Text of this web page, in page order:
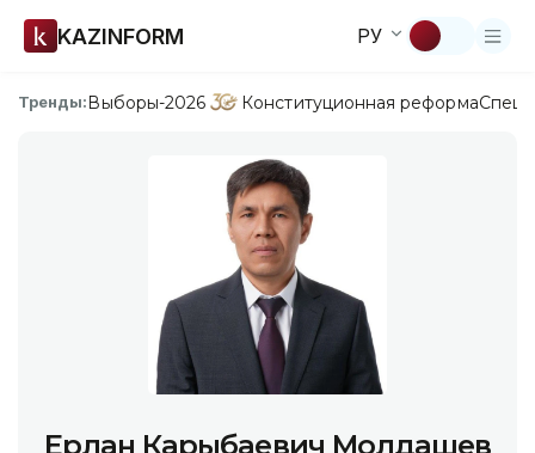
KAZINFORM РУ
Тренды:Выборы-2026 Конституционная реформа
Ерлан Карыбаевич Молдашев